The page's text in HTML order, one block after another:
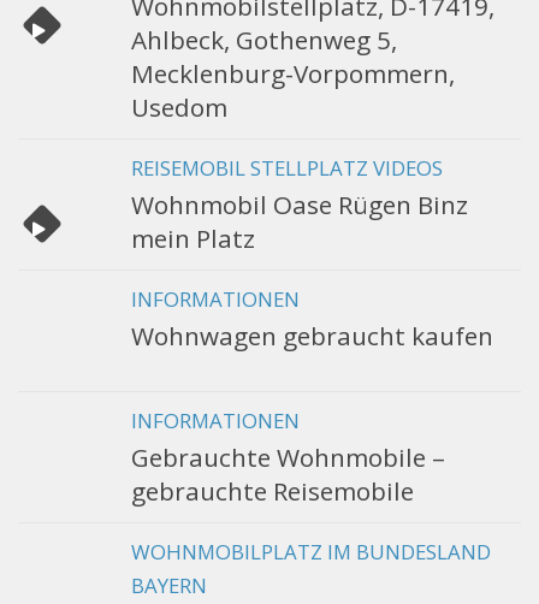
Ahlbeck, Gothenweg 5,
Mecklenburg-Vorpommern,
Usedom
REISEMOBIL STELLPLATZ VIDEOS
Wohnmobil Oase Rügen Binz
mein Platz
INFORMATIONEN
Wohnwagen gebraucht kaufen
INFORMATIONEN
Gebrauchte Wohnmobile –
gebrauchte Reisemobile
WOHNMOBILPLATZ IM BUNDESLAND
BAYERN